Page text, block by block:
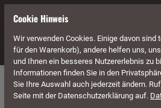
Navigation
Überdachung Terrassenüberdachungen
Cookie Hinweis
Wir verwenden Cookies. Einige davon sind
für den Warenkorb), andere helfen uns,
und Ihnen ein besseres Nutzererlebnis zu
Informationen finden Sie in den
Sie Ihre Auswahl auch jederzeit ändern.
Seite mit der Datenschutzerklärung auf.